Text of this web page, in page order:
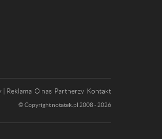
| Reklama O nas Partnerzy Kontakt
© Copyright notatek.pl 2008 - 2026